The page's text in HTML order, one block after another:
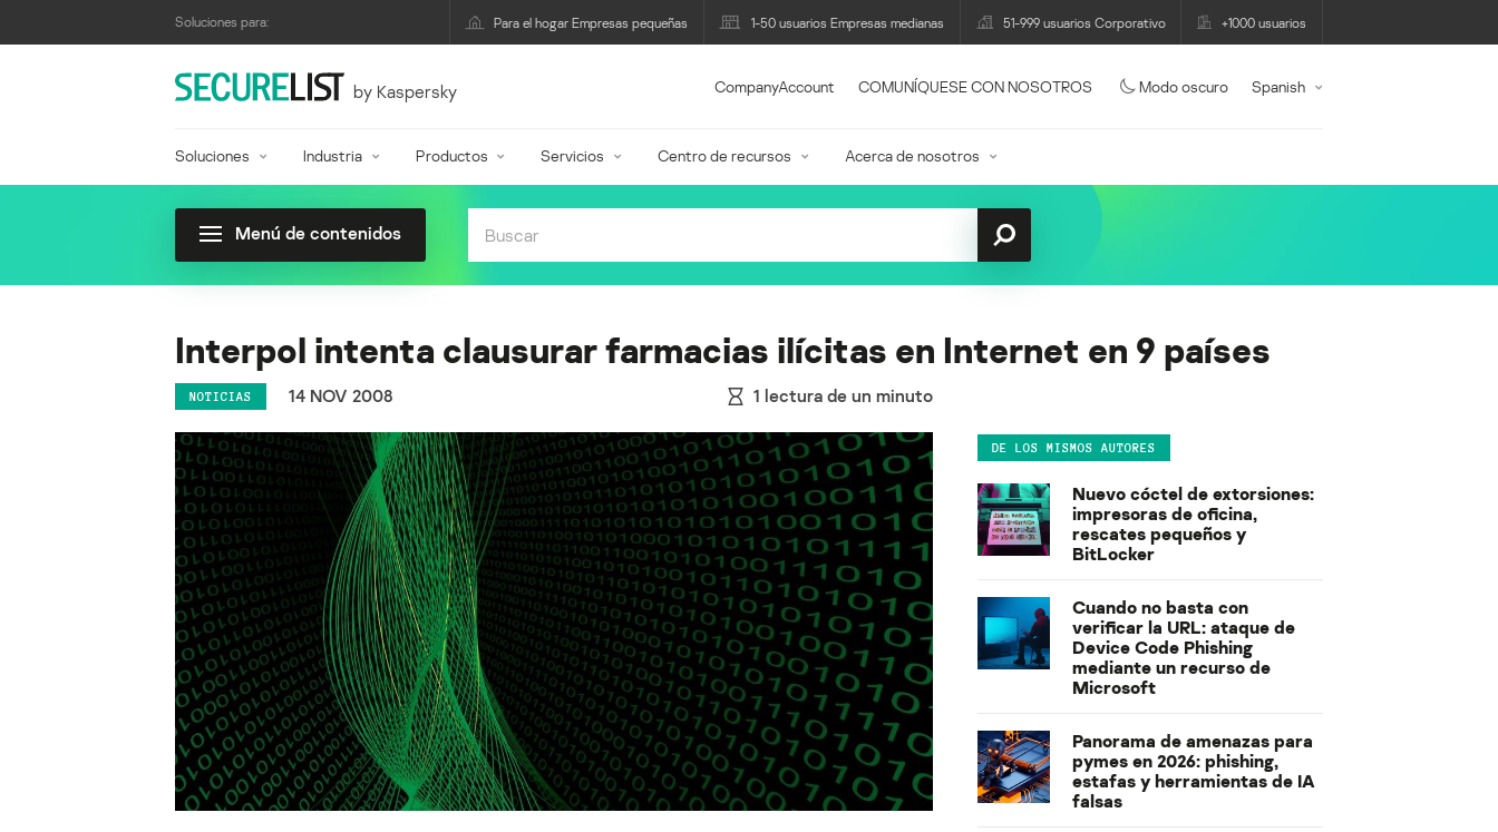
Soluciones para: Para el hogar Empresas pequeñas 1-50 usuarios Empresas medianas 51-999 usuarios Corporativo +1000 usuarios
by Kaspersky CompanyAccount COMUNÍQUESE CON NOSOTROS Modo oscuro Spanish
Soluciones Industria Productos Servicios Centro de recursos Acerca de nosotros
Menú de contenidos
Interpol intenta clausurar farmacias ilícitas en Internet en 9 países
NOTICIAS 14 NOV 2008 1 lectura de un minuto
DE LOS MISMOS AUTORES
Nuevo cóctel de extorsiones:
impresoras de oficina,
rescates pequeños y
BitLocker
Cuando no basta con
verificar la URL: ataque de
Device Code Phishing
mediante un recurso de
Microsoft
Panorama de amenazas para
pymes en 2026: phishing,
estafas y herramientas de IA
falsas